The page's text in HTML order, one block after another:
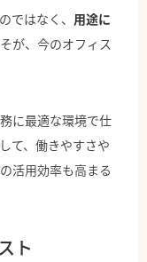
ではなく、 用途に
が、今のオフィス
に最適な環境で仕
て、働きやすさや
活用効率も高まる
ト